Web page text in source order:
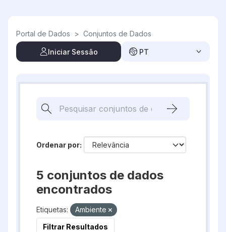
Portal de Dados > Conjuntos de Dados
Iniciar Sessão PT
Ordenar por
5 conjuntos de dados
encontrados
Etiquetas:
Ambiente
Filtrar Resultados